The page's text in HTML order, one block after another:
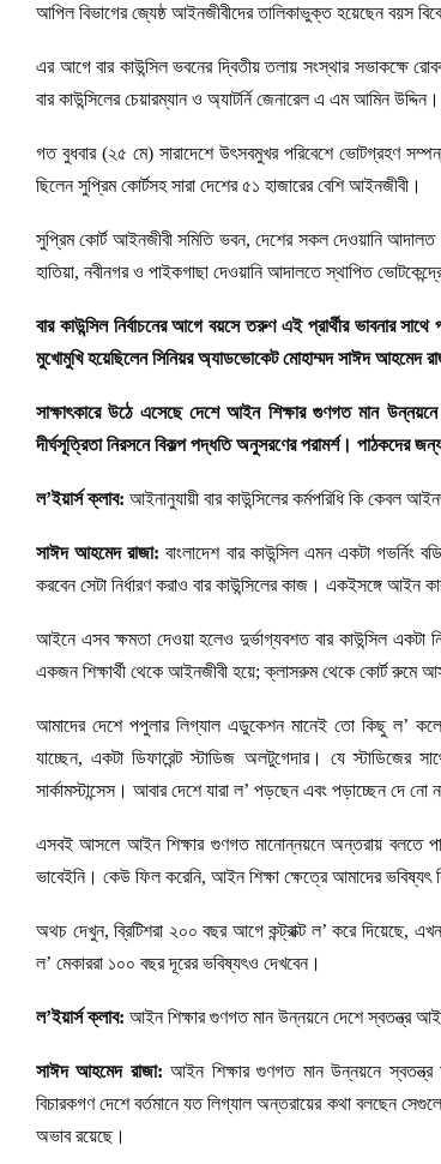
আপিল বিভাগের জ্যেষ্ঠ আইনজীবীদের তালিকাভুক্ত হয়েছেন বয়স
এর আগে বার কাউন্সিল ভবনের দ্বিতীয় তলায় সংস্থার সভাকক্ষে
বার কাউন্সিলের চেয়ারম্যান ও অ্যাটর্নি জেনারেল এ এম আমিন উদ্দিন।
গত বুধবার (২৫ মে) সারাদেশে উৎসবমুখর পরিবেশে ভোটগ্রহণ
ছিলেন সুপ্রিম কোর্টসহ সারা দেশের ৫১ হাজারের বেশি আইনজীবী।
সুপ্রিম কোর্ট আইনজীবী সমিতি ভবন, দেশের সকল দেওয়ানি আদালত
হাতিয়া, নবীনগর ও পাইকগাছা দেওয়ানি আদালতে স্থাপিত
বার কাউন্সিল নির্বাচনের আগে বয়সে তরুণ এই প্রার্থীর ভাবনার
মুখোমুখি হয়েছিলেন সিনিয়র অ্যাডভোকেট মোহাম্মদ সাঈদ আহমেদ
সাক্ষাৎকারে উঠে এসেছে দেশে আইন শিক্ষার গুণগত মান
দীর্ঘসূত্রিতা নিরসনে বিকল্প পদ্ধতি অনুসরণের পরামর্শ। পাঠকদের
ল’ইয়ার্স ক্লাব: আইনানুযায়ী বার কাউন্সিলের কর্মপরিধি কি কেবল
সাঈদ আহমেদ রাজা: বাংলাদেশ বার কাউন্সিল এমন একটা গভর্নিং
করবেন সেটা নির্ধারণ করাও বার কাউন্সিলের কাজ। একইসঙ্গে আইন
আইনে এসব ক্ষমতা দেওয়া হলেও দুর্ভাগ্যবশত বার কাউন্সিল একটা
একজন শিক্ষার্থী থেকে আইনজীবী হয়ে; ক্লাসরুম থেকে কোর্ট রুমে
আমাদের দেশে পপুলার লিগ্যাল এডুকেশন মানেই তো কিছু ল’
যাচ্ছেন, একটা ডিফারেন্ট স্টাডিজ অলটুগেদার। যে স্টাডিজের
সার্কামস্টান্সেস। আবার দেশে যারা ল’ পড়ছেন এবং পড়াচ্ছেন দে নো
এসবই আসলে আইন শিক্ষার গুণগত মানোন্নয়নে অন্তরায় বলতে
ভাবেইনি। কেউ ফিল করেনি, আইন শিক্ষা ক্ষেত্রে আমাদের ভবিষ্যৎ
অথচ দেখুন, ব্রিটিশরা ২০০ বছর আগে কন্ট্রাক্ট ল’ করে দিয়েছে,
ল’ মেকাররা ১০০ বছর দূরের ভবিষ্যৎও দেখবেন।
ল’ইয়ার্স ক্লাব: আইন শিক্ষার গুণগত মান উন্নয়নে দেশে স্বতন্ত্র
সাঈদ আহমেদ রাজা: আইন শিক্ষার গুণগত মান উন্নয়নে স্বতন্ত্র
বিচারকগণ দেশে বর্তমানে যত লিগ্যাল অন্তরায়ের কথা বলছেন
অভাব রয়েছে।